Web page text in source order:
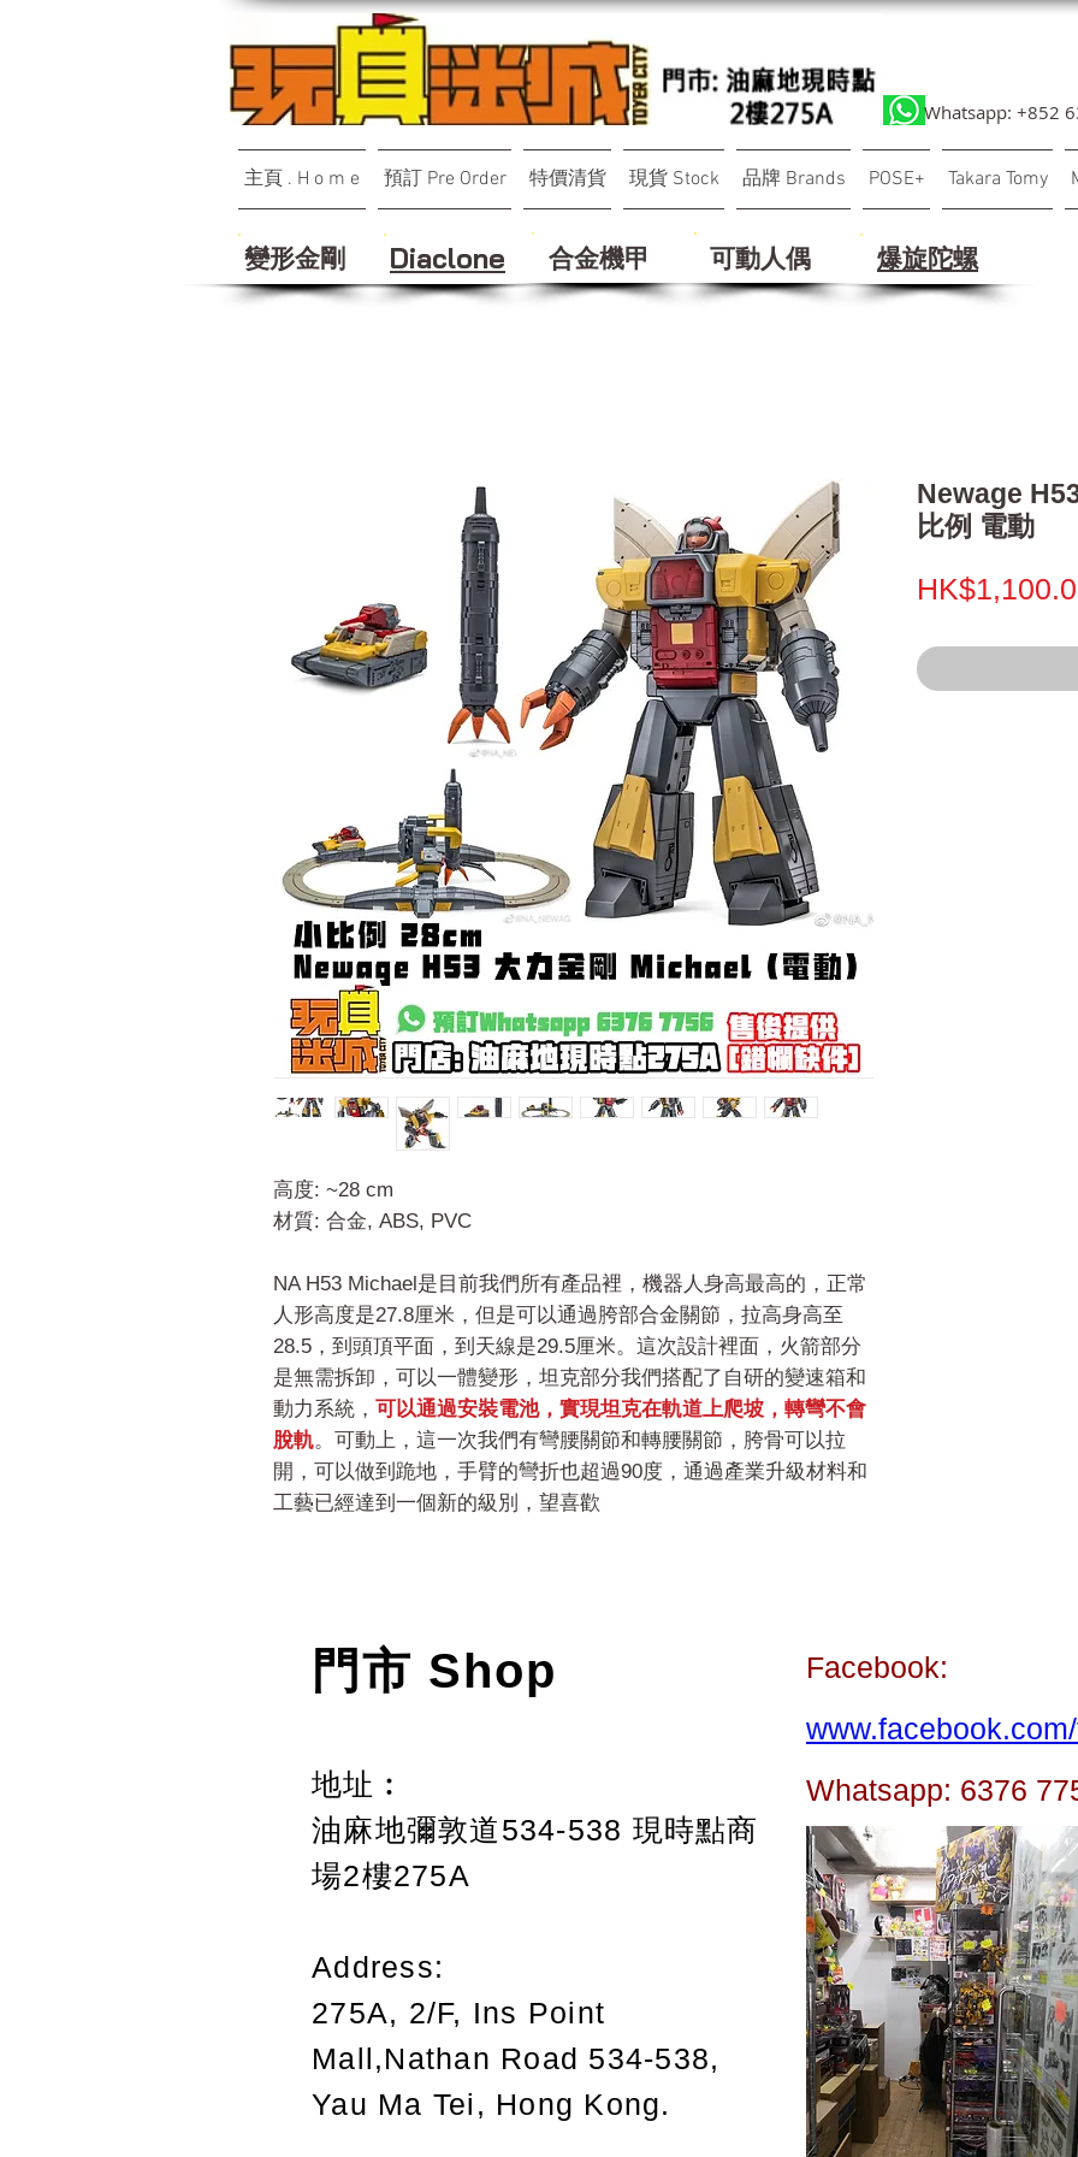
Whatsapp: +852
主頁 . H o m e 預訂 Pre Order 特價清貨 現貨 Stock 品牌 Brands POSE+ Takara Tomy
變形金剛 Diaclone 合金機甲 可動人偶 ​爆旋陀螺
高度: ~28 cm
材質: 合金, ABS, PVC
NA H53 Michael是目前我們所有產品裡，機器人身高最高的，正常
人形高度是27.8厘米，但是可以通過胯部合金關節，拉高身高至
28.5，到頭頂平面，到天線是29.5厘米。這次設計裡面，火箭部分
是無需拆卸，可以一體變形，坦克部分我們搭配了自研的變速箱和
動力系統， 可以通過安裝電池，實現坦克在軌道上爬坡，轉彎不會
脫軌。可動上，這一次我們有彎腰關節和轉腰關節，胯骨可以拉
開，可以做到跪地，手臂的彎折也超過90度，通過產業升級材料和
工藝已經達到一個新的級別，望喜歡
Newage
比例 電動
門市 Shop
地址︰
油麻地彌敦道534-538 現時點商
場2樓275A
Address:
275A, 2/F, Ins Point
Mall,Nathan Road 534-538,
Yau Ma Tei, Hong Kong.
Facebook:
Whatsapp: 6376